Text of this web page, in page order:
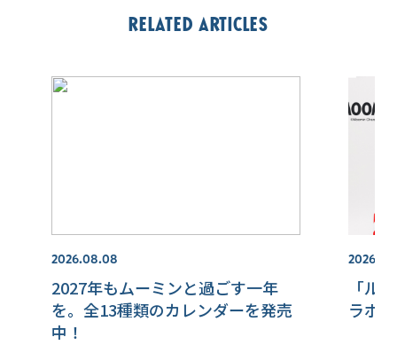
Related articles
2026.08.08
2027年もムーミンと過ごす一年
を。全13種類のカレンダーを発売
中！
「ル
ラボ